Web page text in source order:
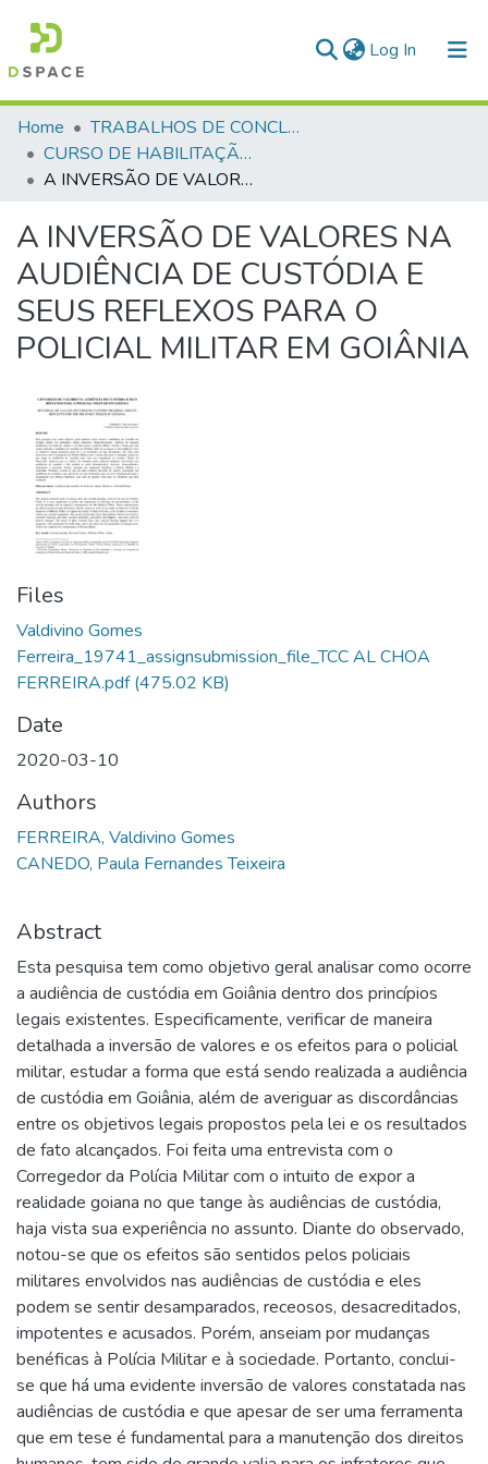
Log In (current)
Communities & Collections
All of DSpace
Home
TRABALHOS DE CONCLUSÃO DE CURSO - CHOA (CURSO DE HABILITAÇÃO DE OFICIAIS AUXILIARES)
CURSO DE HABILITAÇÃO DE OFICIAIS AUXILIARES - CHOA - 2019/2020
A INVERSÃO DE VALORES NA AUDIÊNCIA DE CUSTÓDIA E SEUS REFLEXOS PARA O POLICIAL MILITAR EM GOIÂNIA
A INVERSÃO DE VALORES NA
AUDIÊNCIA DE CUSTÓDIA E
SEUS REFLEXOS PARA O
POLICIAL MILITAR EM GOIÂNIA
Files
Valdivino Gomes
Ferreira_19741_assignsubmission_file_TCC AL CHOA
FERREIRA.pdf(475.02 KB)
Date
2020-03-10
Authors
FERREIRA, Valdivino Gomes
CANEDO, Paula Fernandes Teixeira
Abstract
Esta pesquisa tem como objetivo geral analisar como ocorre
a audiência de custódia em Goiânia dentro dos princípios
legais existentes. Especificamente, verificar de maneira
detalhada a inversão de valores e os efeitos para o policial
militar, estudar a forma que está sendo realizada a audiência
de custódia em Goiânia, além de averiguar as discordâncias
entre os objetivos legais propostos pela lei e os resultados
de fato alcançados. Foi feita uma entrevista com o
Corregedor da Polícia Militar com o intuito de expor a
realidade goiana no que tange às audiências de custódia,
haja vista sua experiência no assunto. Diante do observado,
notou-se que os efeitos são sentidos pelos policiais
militares envolvidos nas audiências de custódia e eles
podem se sentir desamparados, receosos, desacreditados,
impotentes e acusados. Porém, anseiam por mudanças
benéficas à Polícia Militar e à sociedade. Portanto, conclui-
se que há uma evidente inversão de valores constatada nas
audiências de custódia e que apesar de ser uma ferramenta
que em tese é fundamental para a manutenção dos direitos